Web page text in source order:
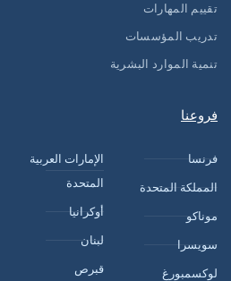
تقييم المهارات
تدريب المؤسسات
تنمية الموارد البشرية
فروعنا
فرنسا
المملكة المتحدة
موناكو
سويسرا
لوكسمبورغ
الإمارات العربية
المتحدة
أوكرانيا
لبنان
قبرص